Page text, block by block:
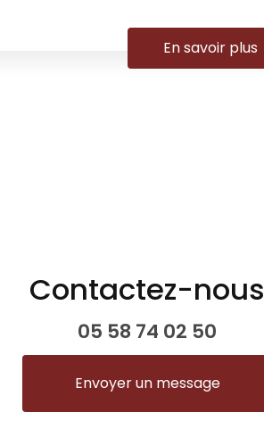
En savoir plus
Contactez-nous
05 58 74 02 50
Envoyer un message